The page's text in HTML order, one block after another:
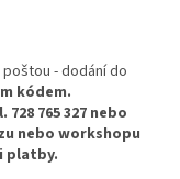
- dodání do
kódem.
765 327 nebo
nebo workshopu
platby.